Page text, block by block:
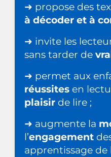
➜ propose des
à décoder et à
➜ invite les
sans tarder de
➜ permet aux
réussites en
plaisir de lire ;
➜ augmente la
l’engagement
apprentissage de